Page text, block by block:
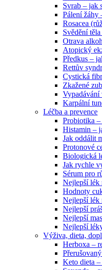
Svrab – jak
Pálení žáhy
Rosacea
Svědění
Otrava
Atopický
Předkus –
Rettův
Cystická
Zkažené
Vypadávání
Karpální
Léčba a prevence
Probiotika
Histamin –
Jak oddálit
Protonové
Biologická
Jak rychle
Sérum pro
Nejlepší lék
Hodnoty
Nejlepší lék
Nejlepší
Nejlepší
Nejlepší
Výživa, dieta,
Herboxa –
Keto dieta